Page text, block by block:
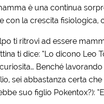
è una continua
con la crescita fisiologica,
ti ritrovi ad essere
ti dice: “Lo dicono Leo
Benché
sei abbastanza certa
suo figlio Pokentox?):